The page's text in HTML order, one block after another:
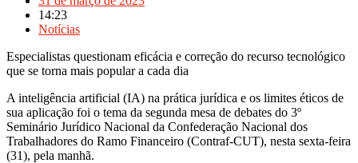
14:23
Notícias
Especialistas questionam eficácia e correção do recurso tecnológico
que se torna mais popular a cada dia
A inteligência artificial (IA) na prática jurídica e os limites éticos de
sua aplicação foi o tema da segunda mesa de debates do 3º
Seminário Jurídico Nacional da Confederação Nacional dos
Trabalhadores do Ramo Financeiro (Contraf-CUT), nesta sexta-feira
(31), pela manhã.